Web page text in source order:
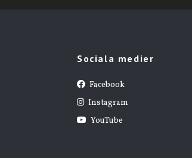
Sociala medier
Facebook
Instagram
YouTube